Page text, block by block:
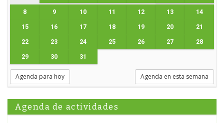
8 9 10 11 12 13 14
15 16 17 18 19 20 21
22 23 24 25 26 27 28
29 30 31
Agenda para hoy Agenda en esta semana
Agenda de actividades